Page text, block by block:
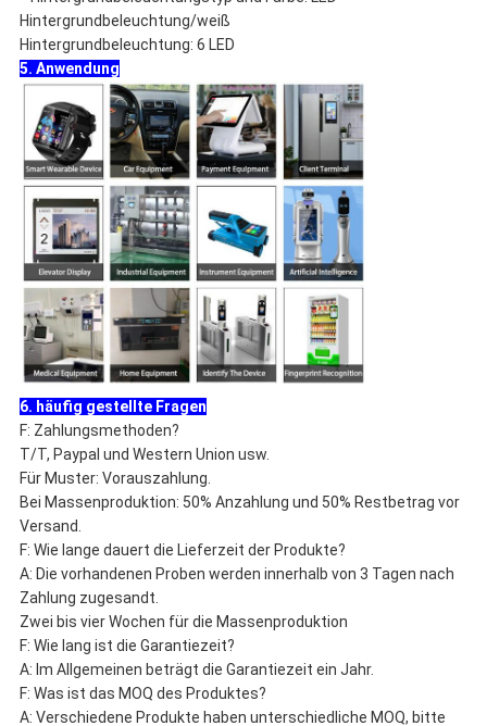
Hintergrundbeleuchtung/weiß
Hintergrundbeleuchtung: 6 LED
5. Anwendung
6. häufig gestellte Fragen
F: Zahlungsmethoden?
T/T, Paypal und Western Union usw.
Für Muster: Vorauszahlung.
Bei Massenproduktion: 50% Anzahlung und 50% Restbetrag vor
Versand.
F: Wie lange dauert die Lieferzeit der Produkte?
A: Die vorhandenen Proben werden innerhalb von 3 Tagen nach
Zahlung zugesandt.
Zwei bis vier Wochen für die Massenproduktion
F: Wie lang ist die Garantiezeit?
A: Im Allgemeinen beträgt die Garantiezeit ein Jahr.
F: Was ist das MOQ des Produktes?
A: Verschiedene Produkte haben unterschiedliche MOQ, bitte